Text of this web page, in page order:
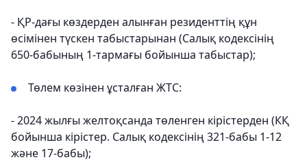
- ҚР-дағы көздерден алынған резиденттің құн
өсімінен түскен табыстарынан (Салық кодексінің
650-бабының 1-тармағы бойынша табыстар);
Төлем көзінен ұсталған ЖТС:
- 2024 жылғы желтоқсанда төленген кірістерден (КҚ
бойынша кірістер. Салық кодексінің 321-бабы 1-12
және 17-бабы);